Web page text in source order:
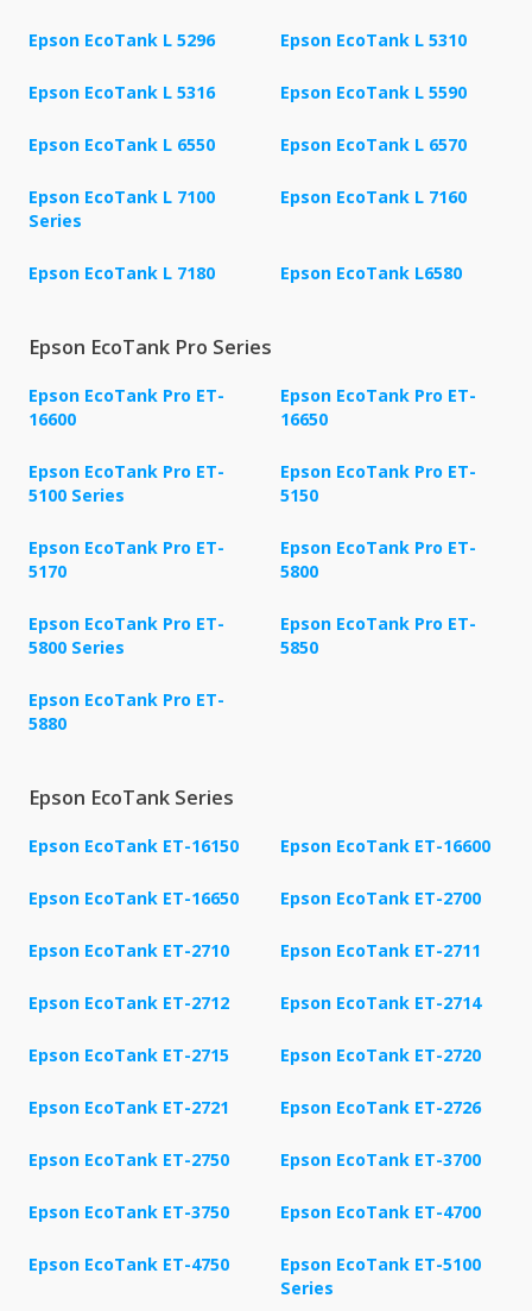
Epson EcoTank L 5296 Epson EcoTank L 5310
Epson EcoTank L 5316 Epson EcoTank L 5590
Epson EcoTank L 6550 Epson EcoTank L 6570
Epson EcoTank L 7100
Series
Epson EcoTank L 7160
Epson EcoTank L 7180 Epson EcoTank L6580
Epson EcoTank Pro Series
Epson EcoTank Pro ET-
16600
Epson EcoTank Pro ET-
16650
Epson EcoTank Pro ET-
5100 Series
Epson EcoTank Pro ET-
5150
Epson EcoTank Pro ET-
5170
Epson EcoTank Pro ET-
5800
Epson EcoTank Pro ET-
5800 Series
Epson EcoTank Pro ET-
5850
Epson EcoTank Pro ET-
5880
Epson EcoTank Series
Epson EcoTank ET-16150 Epson EcoTank ET-16600
Epson EcoTank ET-16650 Epson EcoTank ET-2700
Epson EcoTank ET-2710 Epson EcoTank ET-2711
Epson EcoTank ET-2712 Epson EcoTank ET-2714
Epson EcoTank ET-2715 Epson EcoTank ET-2720
Epson EcoTank ET-2721 Epson EcoTank ET-2726
Epson EcoTank ET-2750 Epson EcoTank ET-3700
Epson EcoTank ET-3750 Epson EcoTank ET-4700
Epson EcoTank ET-4750
Epson EcoTank ET-5100
Series